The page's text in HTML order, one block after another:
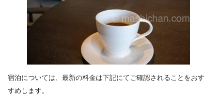
宿泊については、最新の料金は下記にてご確認されることをおす
すめします。